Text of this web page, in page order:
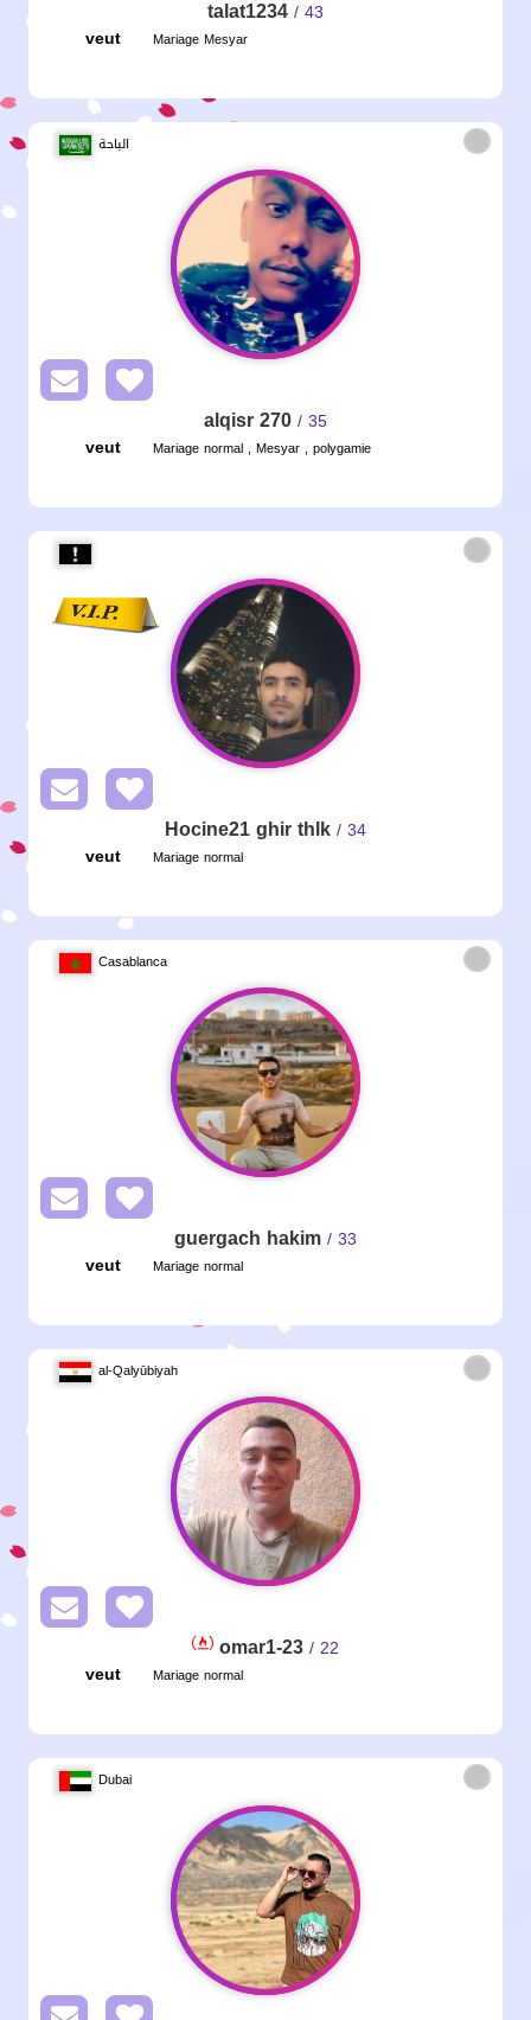
talat1234/ 43
veut
Mariage Mesyar
الباحة
alqisr 270/ 35
veut
Mariage normal , Mesyar , polygamie
Hocine21 ghir thlk/ 34
veut
Mariage normal
Casablanca
guergach hakim/ 33
veut
Mariage normal
al-Qalyūbiyah
omar1-23/ 22
veut
Mariage normal
Dubai